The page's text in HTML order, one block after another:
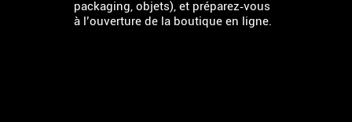
packaging, objets), et préparez‑vous
à l’ouverture de la boutique en ligne.